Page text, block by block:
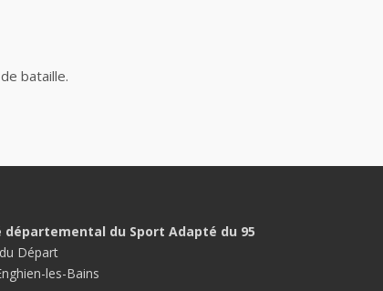
bataille.
départemental du Sport Adapté du 95
Départ
les-Bains